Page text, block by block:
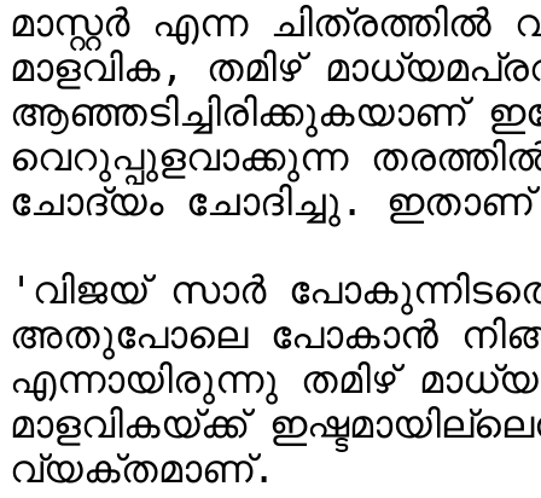
മാസ്റ്റർ എന്ന
മാളവിക, തമിഴ്
ആഞ്ഞടിച്ചിരിക്കുകയാണ്
വെറുപ്പുളവാക്കുന്ന
ചോദ്യം ചോദിച്ചു. ഇതാണ്
'വിജയ് സാർ
അതുപോലെ പോകാൻ
എന്നായിരുന്നു തമിഴ്
മാളവികയ്ക്ക്
വ്യക്തമാണ്.